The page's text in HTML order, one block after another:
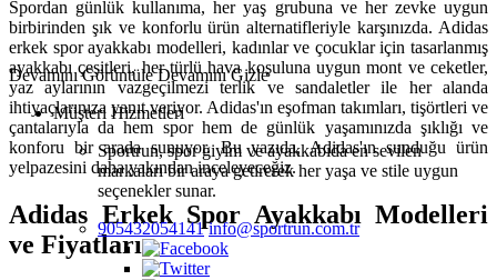
Spordan günlük kullanıma, her yaş grubuna ve her zevke uygun
birbirinden şık ve konforlu ürün alternatifleriyle karşınızda. Adidas
erkek spor ayakkabı modelleri, kadınlar ve çocuklar için tasarlanmış
ayakkabı çeşitleri, her türlü hava koşuluna uygun mont ve ceketler,
yaz aylarının vazgeçilmezi terlik ve sandaletler ile her alanda
ihtiyaçlarınıza yanıt veriyor. Adidas'ın eşofman takımları, tişörtleri ve
çantalarıyla da hem spor hem de günlük yaşamınızda şıklığı ve
konforu bir arada sunuyor. Bu yazıda, Adidas'ın sunduğu ürün
yelpazesini daha yakından inceleyeceğiz.
Adidas Erkek Spor Ayakkabı Modelleri
ve Fiyatları
Devamını Görüntüle Devamını Gizle
Müşteri Hizmetleri
Sportrun, spor giyim ve ayakkabıda en sevilen
markaları bir araya getirerek her yaşa ve stile uygun
seçenekler sunar.
905432054141 info@sportrun.com.tr